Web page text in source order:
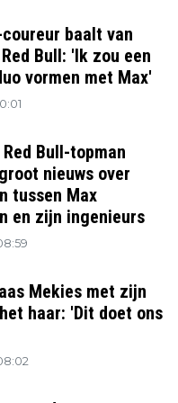
coureur baalt van
Bull: 'Ik zou een
vormen met Max'
Bull-topman
nieuws over
tussen Max
en zijn ingenieurs
Mekies met zijn
haar: 'Dit doet ons